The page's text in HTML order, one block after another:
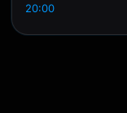
20:00